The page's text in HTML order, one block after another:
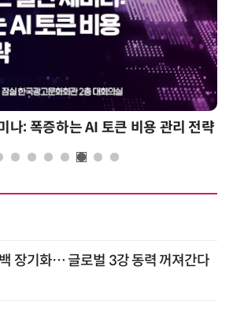
나: 폭증하는 AI 토큰 비용 관리 전략
장기화… 글로벌 3강 동력 꺼져간다